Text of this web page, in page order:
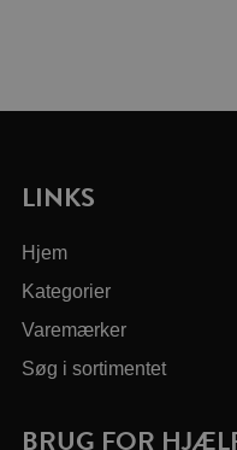
LINKS
Hjem
Kategorier
Varemærker
Søg i sortimentet
BRUG FOR